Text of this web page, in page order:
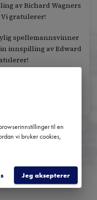
av Richard Wagners
gratulerer!
spellemannsvinner
innspilling av Edward
og orkestre
til en
vi bruker cookies,
Jeg aksepterer